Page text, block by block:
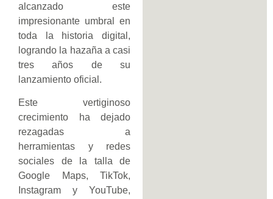
alcanzado este
impresionante umbral en
toda la historia digital,
logrando la hazaña a casi
tres años de su
lanzamiento oficial.
Este vertiginoso
crecimiento ha dejado
rezagadas a
herramientas y redes
sociales de la talla de
Google Maps, TikTok,
Instagram y YouTube,